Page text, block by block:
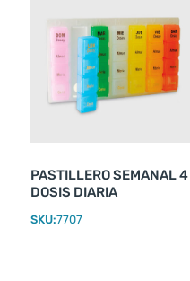
PASTILLERO SEMANAL 4
DOSIS DIARIA
SKU:7707